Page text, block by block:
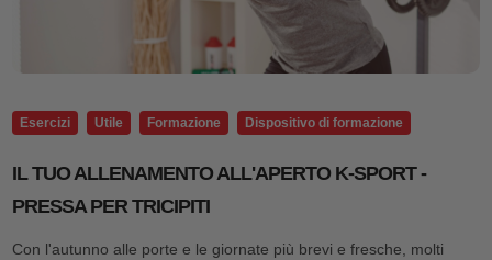
Esercizi Utile Formazione Dispositivo di formazione
IL TUO ALLENAMENTO ALL'APERTO K-SPORT -
PRESSA PER TRICIPITI
Con l'autunno alle porte e le giornate più brevi e fresche, molti